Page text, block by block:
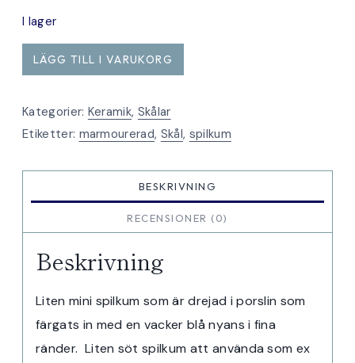
I lager
mini
spilkum
mängd
LÄGG TILL I VARUKORG
Kategorier: Keramik, Skålar
Etiketter: marmourerad, Skål, spilkum
BESKRIVNING
RECENSIONER (0)
Beskrivning
Liten mini spilkum som är drejad i porslin som
färgats in med en vacker blå nyans i fina
ränder. Liten söt spilkum att använda som ex